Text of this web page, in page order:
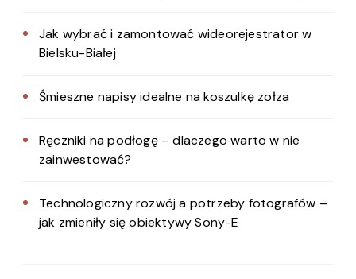
Jak wybrać i zamontować wideorejestrator w
Bielsku-Białej
Śmieszne napisy idealne na koszulkę zołza
Ręczniki na podłogę – dlaczego warto w nie
zainwestować?
Technologiczny rozwój a potrzeby fotografów –
jak zmieniły się obiektywy Sony-E